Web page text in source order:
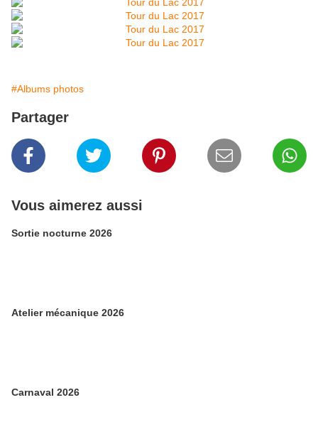
#Albums photos
Partager
Vous aimerez aussi
Sortie nocturne 2026
Atelier mécanique 2026
Carnaval 2026